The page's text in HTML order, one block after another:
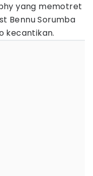
yang memotret
Bennu Sorumba
kecantikan.